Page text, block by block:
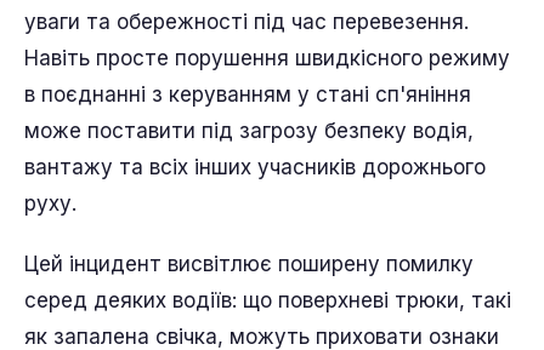
уваги та обережності під час перевезення.
Навіть просте порушення швидкісного режиму
в поєднанні з керуванням у стані сп'яніння
може поставити під загрозу безпеку водія,
вантажу та всіх інших учасників дорожнього
руху.
Цей інцидент висвітлює поширену помилку
серед деяких водіїв: що поверхневі трюки, такі
як запалена свічка, можуть приховати ознаки